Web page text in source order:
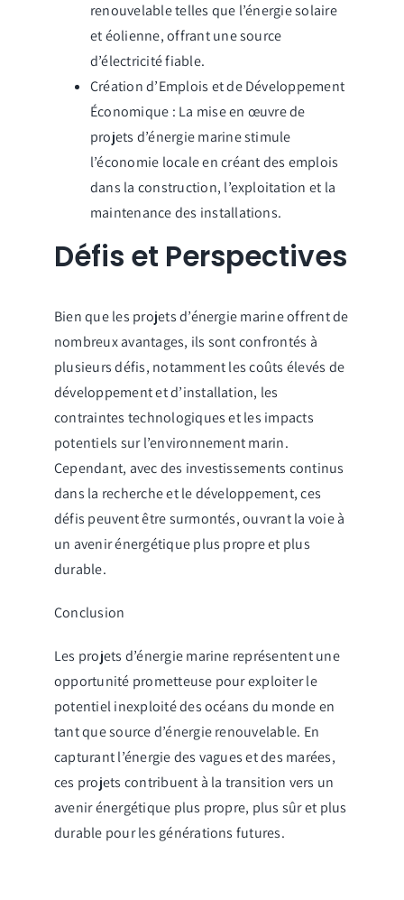
renouvelable telles que l’énergie solaire
et éolienne, offrant une source
d’électricité fiable.
Création d’Emplois et de Développement
Économique : La mise en œuvre de
projets d’énergie marine stimule
l’économie locale en créant des emplois
dans la construction, l’exploitation et la
maintenance des installations.
Défis et Perspectives
Bien que les projets d’énergie marine offrent de
nombreux avantages, ils sont confrontés à
plusieurs défis, notamment les coûts élevés de
développement et d’installation, les
contraintes technologiques et les impacts
potentiels sur l’environnement marin.
Cependant, avec des investissements continus
dans la recherche et le développement, ces
défis peuvent être surmontés, ouvrant la voie à
un avenir énergétique plus propre et plus
durable.
Conclusion
Les projets d’énergie marine représentent une
opportunité prometteuse pour exploiter le
potentiel inexploité des océans du monde en
tant que source d’énergie renouvelable. En
capturant l’énergie des vagues et des marées,
ces projets contribuent à la transition vers un
avenir énergétique plus propre, plus sûr et plus
durable pour les générations futures.